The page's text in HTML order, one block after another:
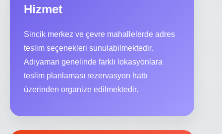
Hizmet
Sincik merkez ve çevre mahallelerde adres
teslim seçenekleri sunulabilmektedir.
Adıyaman genelinde farklı lokasyonlara
teslim planlaması rezervasyon hattı
üzerinden organize edilmektedir.